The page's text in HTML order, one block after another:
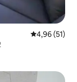
საშუალო
4,96 (51)